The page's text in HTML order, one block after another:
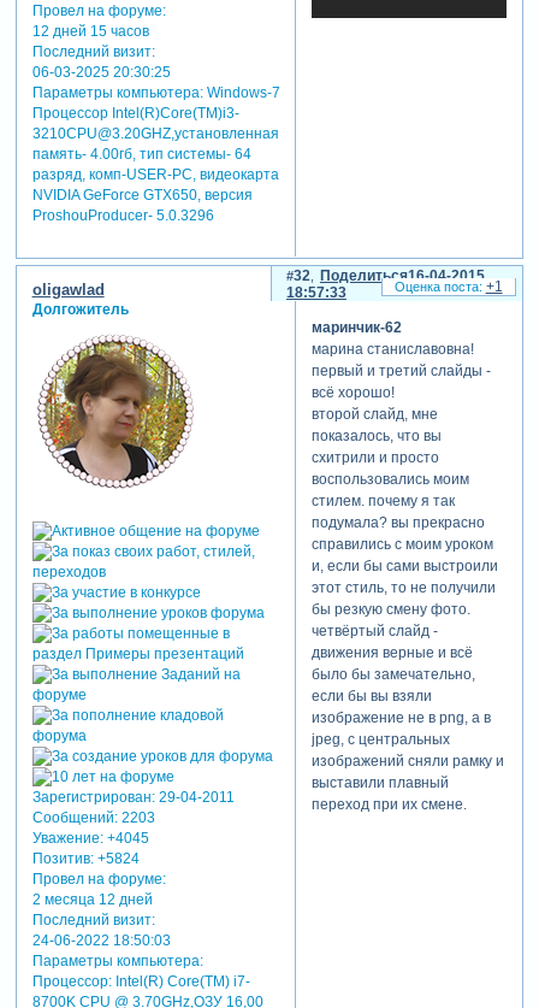
Провел на форуме:
12 дней 15 часов
Последний визит:
06-03-2025 20:30:25
Параметры компьютера:Windows-7
Процессор Intel(R)Core(TM)i3-
3210CPU@3.20GHZ,установленная
память- 4.00гб, тип системы- 64
разряд, комп-USER-PC, видеокарта
NVIDIA GeForce GTX650, версия
ProshouProducer- 5.0.3296
Поделиться
32
16-04-2015
18:57:33
oligawlad
Долгожитель
Зарегистрирован: 29-04-2011
Сообщений:2203
Уважение: +4045
Позитив: +5824
Провел на форуме:
2 месяца 12 дней
Последний визит:
24-06-2022 18:50:03
Параметры компьютера:
Процессор: Intel(R) Core(TM) i7-
8700K CPU @ 3.70GHz,ОЗУ 16,00
маринчик-62
марина станиславовна!
первый и третий слайды -
всё хорошо!
второй слайд, мне
показалось, что вы
схитрили и просто
воспользовались моим
стилем. почему я так
подумала? вы прекрасно
справились с моим уроком
и, если бы сами выстроили
этот стиль, то не получили
бы резкую смену фото.
четвёртый слайд -
движения верные и всё
было бы замечательно,
если бы вы взяли
изображение не в png, а в
jpeg, с центральных
изображений сняли рамку и
выставили плавный
переход при их смене.
+1